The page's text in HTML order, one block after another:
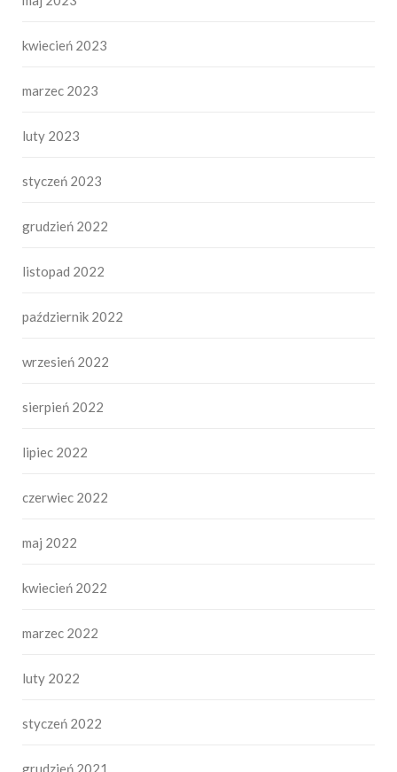
kwiecień 2023
marzec 2023
luty 2023
styczeń 2023
grudzień 2022
listopad 2022
październik 2022
wrzesień 2022
sierpień 2022
lipiec 2022
czerwiec 2022
maj 2022
kwiecień 2022
marzec 2022
luty 2022
styczeń 2022
grudzień 2021